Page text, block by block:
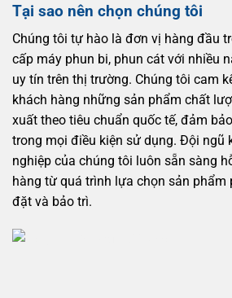
Tại sao nên chọn chúng tôi
Chúng tôi tự hào là đơn vị hàng đầu
cấp máy phun bi, phun cát với nhiều
uy tín trên thị trường. Chúng tôi cam
khách hàng những sản phẩm chất
xuất theo tiêu chuẩn quốc tế, đảm
trong mọi điều kiện sử dụng. Đội ngũ
nghiệp của chúng tôi luôn sẵn sàng
hàng từ quá trình lựa chọn sản phẩm
đặt và bảo trì.